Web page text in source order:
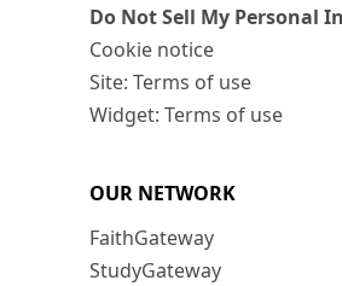
Do Not Sell My Personal
Cookie notice
Site: Terms of use
Widget: Terms of use
OUR NETWORK
FaithGateway
StudyGateway